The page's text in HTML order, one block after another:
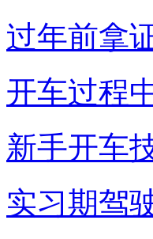
过年前拿
开车过程
新手开车
实习期驾